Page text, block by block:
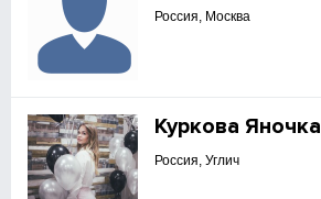
Россия, Москва
Куркова Яночка
Россия, Углич